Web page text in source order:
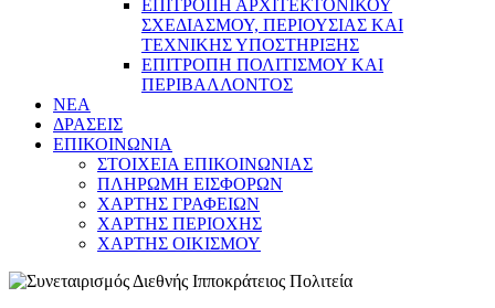
ΕΠΙΤΡΟΠΗ ΑΡΧΙΤΕΚΤΟΝΙΚΟΥ
ΣΧΕΔΙΑΣΜΟΥ, ΠΕΡΙΟΥΣΙΑΣ ΚΑΙ
ΤΕΧΝΙΚΗΣ ΥΠΟΣΤΗΡΙΞΗΣ
ΕΠΙΤΡΟΠΗ ΠΟΛΙΤΙΣΜΟΥ ΚΑΙ
ΠΕΡΙΒΑΛΛΟΝΤΟΣ
NEA
ΔΡΑΣΕΙΣ
ΕΠΙΚΟΙΝΩΝΙΑ
ΣΤΟΙΧΕΙΑ ΕΠΙΚΟΙΝΩΝΙΑΣ
ΠΛΗΡΩΜΗ ΕΙΣΦΟΡΩΝ
ΧΑΡΤΗΣ ΓΡΑΦΕΙΩΝ
ΧΑΡΤΗΣ ΠΕΡΙΟΧΗΣ
ΧΑΡΤΗΣ ΟΙΚΙΣΜΟΥ